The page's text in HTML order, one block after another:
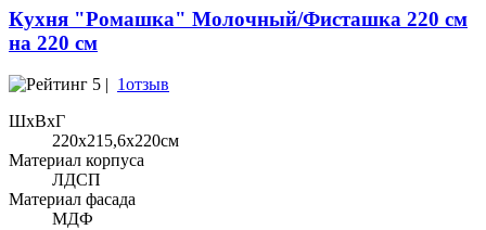
Кухня "Ромашка" Молочный/Фисташка 220 см
на 220 см
5 | 1отзыв
ШхВхГ
220x215,6х220см
Материал корпуса
ЛДСП
Материал фасада
МДФ